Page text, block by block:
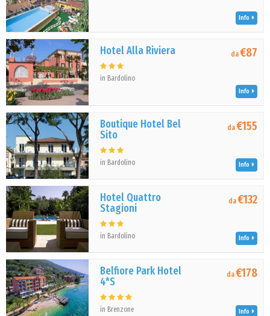
Info
Hotel Alla Riviera
in Bardolino
da€87
Info
Boutique Hotel Bel
Sito
in Bardolino
da€155
Info
Hotel Quattro
Stagioni
in Bardolino
da€132
Info
Belfiore Park Hotel
4*S
in Brenzone
da€178
Info